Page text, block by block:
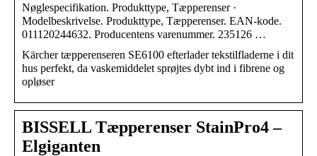
Nøglespecifikation. Produkttype, Tæpperenser ·
Modelbeskrivelse. Produkttype, Tæpperenser. EAN-kode.
011120244632. Producentens varenummer. 235126 …
Kärcher tæpperenseren SE6100 efterlader tekstilfladerne i dit
hus perfekt, da vaskemiddelet sprøjtes dybt ind i fibrene og
opløser
BISSELL Tæpperenser StainPro4 –
Elgiganten